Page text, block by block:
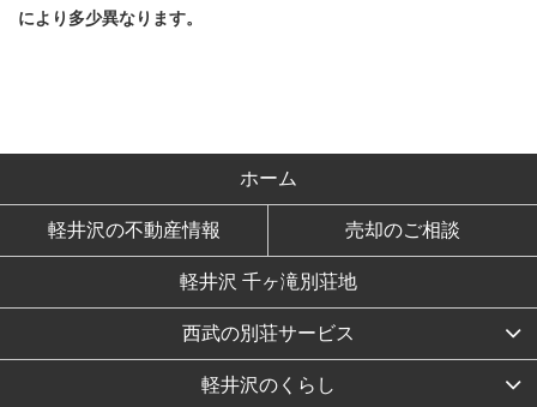
により多少異なります。
ホーム
軽井沢の不動産情報 売却のご相談
軽井沢 千ヶ滝別荘地
西武の別荘サービス
軽井沢のくらし